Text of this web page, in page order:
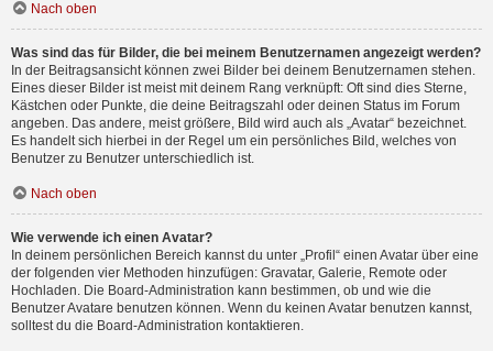
Nach oben
Was sind das für Bilder, die bei meinem Benutzernamen angezeigt werden?
In der Beitragsansicht können zwei Bilder bei deinem Benutzernamen stehen.
Eines dieser Bilder ist meist mit deinem Rang verknüpft: Oft sind dies Sterne,
Kästchen oder Punkte, die deine Beitragszahl oder deinen Status im Forum
angeben. Das andere, meist größere, Bild wird auch als „Avatar“ bezeichnet.
Es handelt sich hierbei in der Regel um ein persönliches Bild, welches von
Benutzer zu Benutzer unterschiedlich ist.
Nach oben
Wie verwende ich einen Avatar?
In deinem persönlichen Bereich kannst du unter „Profil“ einen Avatar über eine
der folgenden vier Methoden hinzufügen: Gravatar, Galerie, Remote oder
Hochladen. Die Board-Administration kann bestimmen, ob und wie die
Benutzer Avatare benutzen können. Wenn du keinen Avatar benutzen kannst,
solltest du die Board-Administration kontaktieren.